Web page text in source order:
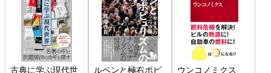
古典に学ぶ現代世
ルペンと極右ポピ
ウンコノミクス